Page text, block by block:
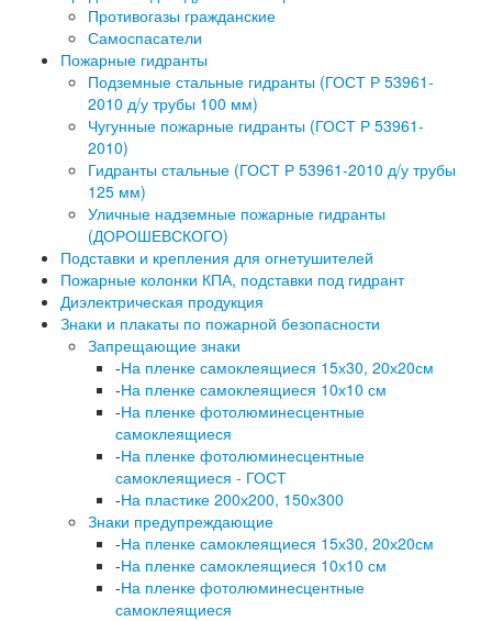
Противогазы гражданские
Самоспасатели
Пожарные гидранты
Подземные стальные гидранты (ГОСТ Р 53961-
2010 д/у трубы 100 мм)
Чугунные пожарные гидранты (ГОСТ Р 53961-
2010)
Гидранты стальные (ГОСТ Р 53961-2010 д/у трубы
125 мм)
Уличные надземные пожарные гидранты
(ДОРОШЕВСКОГО)
Подставки и крепления для огнетушителей
Пожарные колонки КПА, подставки под гидрант
Диэлектрическая продукция
Знаки и плакаты по пожарной безопасности
Запрещающие знаки
-На пленке самоклеящиеся 15х30, 20х20см
-На пленке самоклеящиеся 10х10 см
-На пленке фотолюминесцентные
самоклеящиеся
-На пленке фотолюминесцентные
самоклеящиеся - ГОСТ
-На пластике 200х200, 150х300
Знаки предупреждающие
-На пленке самоклеящиеся 15х30, 20х20см
-На пленке самоклеящиеся 10х10 см
-На пленке фотолюминесцентные
самоклеящиеся